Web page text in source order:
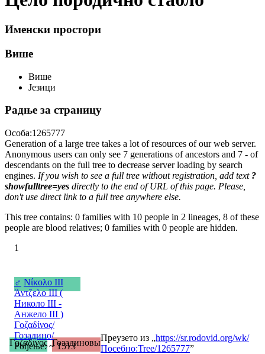
Именски простори
Више
Више
Језици
Радње за страницу
Особа:1265777
Generation of a large tree takes a lot of resources of our web server.
Anonymous users can only see 7 generations of ancestors and 7 - of
descendants on the full tree to decrease server loading by search
engines. If you wish to see a full tree without registration, add text ?
showfulltree=yes directly to the end of URL of this page. Please,
don't use direct link to a full tree anywhere else.
This tree contains: 0 families with 10 people in 2 lineages, 8 of these
people are blood relatives; 0 families with 0 people are hidden.
1
♂ Νίκολο III
Άντζελο III (
Николо III -
Анжело III )
Γοζαδίνος/
Гозадино/
Рођење: ~ 1513
Γοζαδίνος ГозадиновыПреузето из „https://sr.rodovid.org/wk/
Посебно:Tree/1265777”